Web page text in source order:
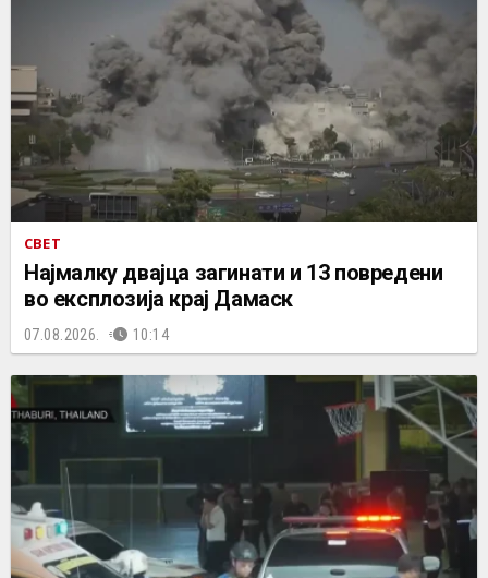
СВЕТ
Најмалку двајца загинати и 13 повредени
во експлозија крај Дамаск
07.08.2026. 10:14